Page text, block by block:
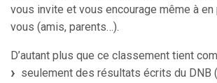
vous invite et vous encourage même à en
vous (amis, parents…).
D’autant plus que ce classement tient
seulement des résultats écrits du DNB